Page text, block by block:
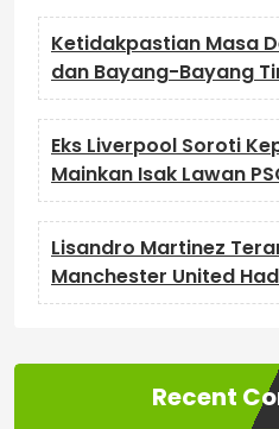
Ketidakpastian Masa
dan Bayang-Bayang
Eks Liverpool Soroti
Mainkan Isak Lawan
Lisandro Martinez
Manchester United
Recent